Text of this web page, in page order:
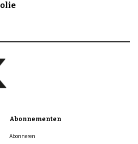
Abonnementen
Abonneren